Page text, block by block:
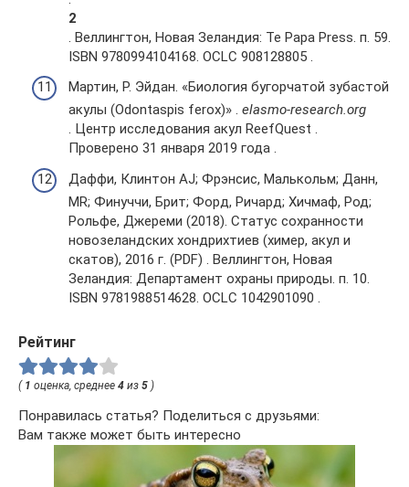
2
. Веллингтон, Новая Зеландия: Te Papa Press. п. 59.
ISBN 9780994104168. OCLC 908128805 .
Мартин, Р. Эйдан. «Биология бугорчатой ​​зубастой
акулы (Odontaspis ferox)» . elasmo-research.org
. Центр исследования акул ReefQuest .
Проверено 31 января 2019 года .
Даффи, Клинтон AJ; Фрэнсис, Малькольм; Данн,
MR; Финуччи, Брит; Форд, Ричард; Хичмаф, Род;
Рольфе, Джереми (2018). Статус сохранности
новозеландских хондрихтиев (химер, акул и
скатов), 2016 г. (PDF) . Веллингтон, Новая
Зеландия: Департамент охраны природы. п. 10.
ISBN 9781988514628. OCLC 1042901090 .
Рейтинг
( 1 оценка, среднее 4 из 5 )
Понравилась статья? Поделиться с друзьями:
Вам также может быть интересно